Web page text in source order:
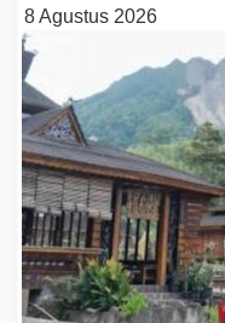
8 Agustus 2026